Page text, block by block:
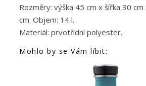
Rozměry: výška 45 cm x šířka 30 cm
cm. Objem: 14 l.
Materiál: prvotřídní polyester.
Mohlo by se Vám líbit: